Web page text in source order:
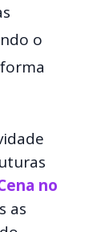
o
no
as